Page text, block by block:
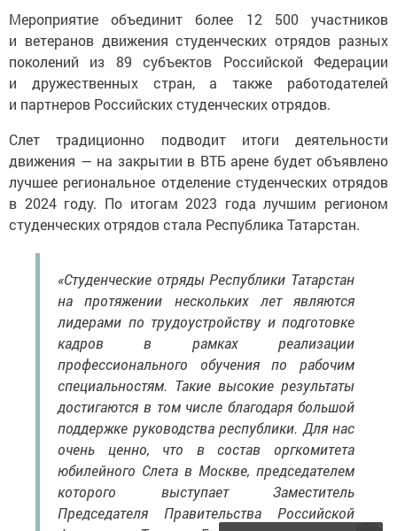
Мероприятие объединит более 12 500 участников
и ветеранов движения студенческих отрядов разных
поколений из 89 субъектов Российской Федерации
и дружественных стран, а также работодателей
и партнеров Российских студенческих отрядов.
Слет традиционно подводит итоги деятельности
движения — на закрытии в ВТБ арене будет объявлено
лучшее региональное отделение студенческих отрядов
в 2024 году. По итогам 2023 года лучшим регионом
студенческих отрядов стала Республика Татарстан.
«Студенческие отряды Республики Татарстан
на протяжении нескольких лет являются
лидерами по трудоустройству и подготовке
кадров в рамках реализации
профессионального обучения по рабочим
специальностям. Такие высокие результаты
достигаются в том числе благодаря большой
поддержке руководства республики. Для нас
очень ценно, что в состав оргкомитета
юбилейного Слета в Москве, председателем
которого выступает Заместитель
Председателя Правительства Российской